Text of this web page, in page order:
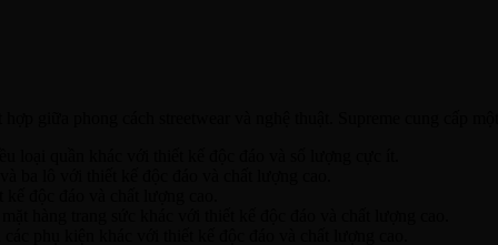
giữa phong cách streetwear và nghệ thuật. Supreme cung cấp một
loại quần khác với thiết kế độc đáo và số lượng cực ít.
ba lô với thiết kế độc đáo và chất lượng cao.
độc đáo và chất lượng cao.
hàng trang sức khác với thiết kế độc đáo và chất lượng cao.
phụ kiện khác với thiết kế độc đáo và chất lượng cao.